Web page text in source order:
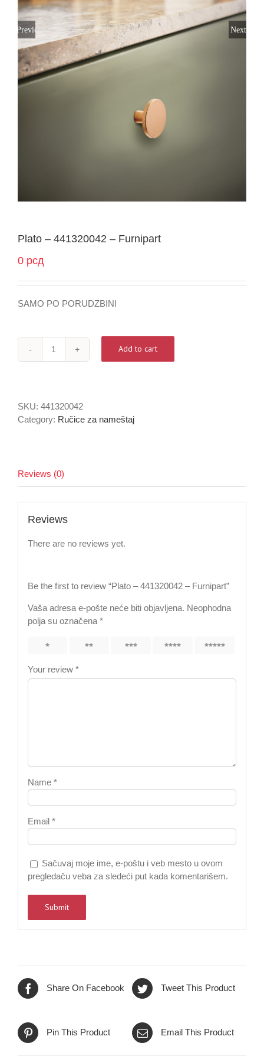
Previous Next
Plato – 441320042 – Furnipart
0 рсд
SAMO PO PORUDZBINI
Plato
Furnipart
quantity
Add to cart
SKU: 441320042
Category: Ručice za nameštaj
Reviews (0)
Reviews
There are no reviews yet.
Be the first to review “Plato – 441320042 – Furnipart”
Vaša adresa e-pošte neće biti objavljena. Neophodna
polja su označena*
Your review *
Name *
Email *
Sačuvaj moje ime, e-poštu i veb mesto u ovom
pregledaču veba za sledeći put kada komentarišem.
Share On Facebook Tweet This Product
Pin This Product Email This Product